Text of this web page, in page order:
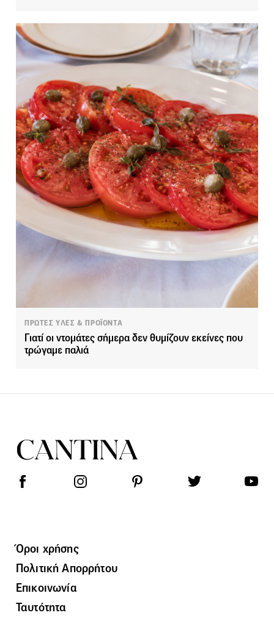
ΠΡΩΤΕΣ ΥΛΕΣ & ΠΡΟΪΟΝΤΑ
Γιατί οι ντομάτες σήμερα δεν θυμίζουν εκείνες που
τρώγαμε παλιά
Όροι χρήσης
Πολιτική Απορρήτου
Επικοινωνία
Ταυτότητα